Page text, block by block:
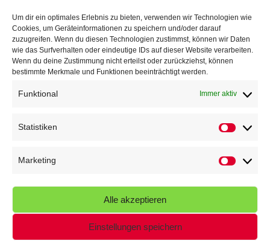
Um dir ein optimales Erlebnis zu bieten, verwenden wir Technologien wie
Cookies, um Geräteinformationen zu speichern und/oder darauf
zuzugreifen. Wenn du diesen Technologien zustimmst, können wir Daten
wie das Surfverhalten oder eindeutige IDs auf dieser Website verarbeiten.
Wenn du deine Zustimmung nicht erteilst oder zurückziehst, können
bestimmte Merkmale und Funktionen beeinträchtigt werden.
Funktional Immer aktiv
Statistiken
Marketing
Alle akzeptieren
Einstellungen speichern
Veranstaltungen
Höffner Run
Schnuppertag
Kindersportfest